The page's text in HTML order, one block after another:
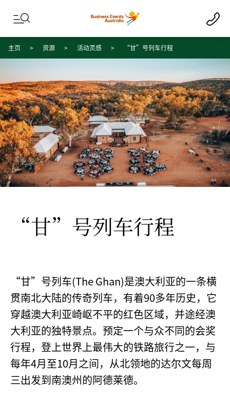
Skip to content
Skip to footer navigation
主页 资源 活动灵感 “甘”号列车行程
“甘”号列车行程
“甘”号列车(The Ghan)是澳大利亚的一条横
贯南北大陆的传奇列车，有着90多年历史，它
穿越澳大利亚崎岖不平的红色区域，并途经澳
大利亚的独特景点。预定一个与众不同的会奖
行程，登上世界上最伟大的铁路旅行之一，与
每年4月至10月之间，从北领地的达尔文每周
三出发到南澳州的阿德莱德。